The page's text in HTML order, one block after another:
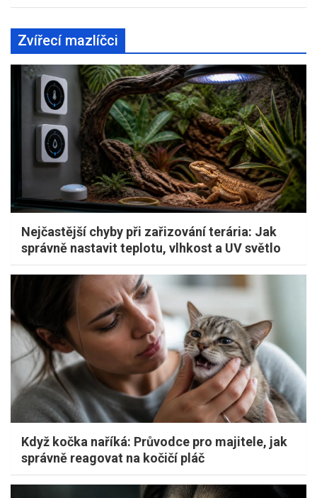
Zvířecí mazlíčci
Nejčastější chyby při zařizování terária: Jak
správně nastavit teplotu, vlhkost a UV světlo
Když kočka naříká: Průvodce pro majitele, jak
správně reagovat na kočičí pláč